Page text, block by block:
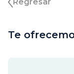
Te